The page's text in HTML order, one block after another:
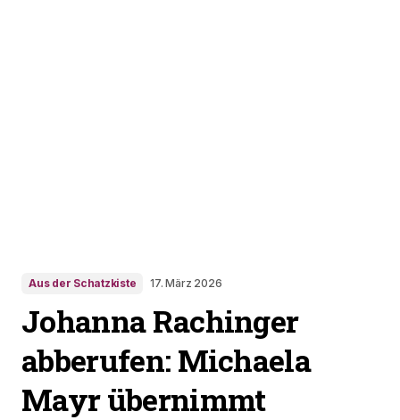
Aus der Schatzkiste 17. März 2026
Johanna Rachinger
abberufen: Michaela
Mayr übernimmt